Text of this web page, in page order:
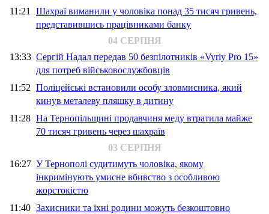
11:21 Шахраї виманили у чоловіка понад 35 тисяч гривень,
представившись працівниками банку
04 СЕРПНЯ
13:33 Сергій Надал передав 50 безпілотників «Vyriy Pro 15»
для потреб військовослужбовців
11:52 Поліцейські встановили особу зловмисника, який
кинув металеву пляшку в дитину
11:28 На Тернопільщині продавчиня меду втратила майже
70 тисяч гривень через шахраїв
03 СЕРПНЯ
16:27 У Тернополі судитимуть чоловіка, якому
інкримінують умисне вбивство з особливою
жорстокістю
11:40 Захисники та їхні родини можуть безкоштовно